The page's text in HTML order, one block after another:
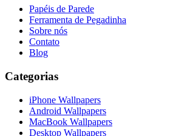
Papéis de Parede
Ferramenta de Pegadinha
Sobre nós
Contato
Blog
Categorias
iPhone Wallpapers
Android Wallpapers
MacBook Wallpapers
Desktop Wallpapers